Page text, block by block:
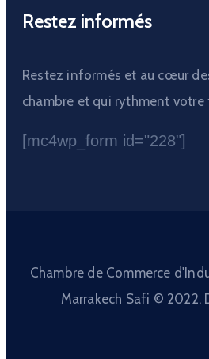
Restez informés
Restez informés et au cœur
chambre et qui rythment votre
[mc4wp_form id="228"]
Chambre de Commerce
Marrakech Safi © 2022.